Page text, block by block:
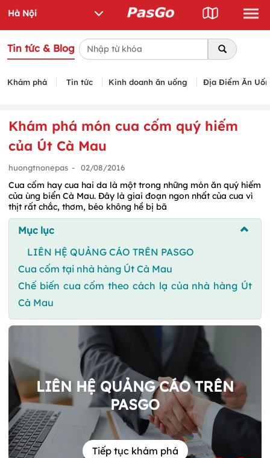
Tin tức & Blog
Khám phá Tin tức Kinh doanh ăn uống Địa Điểm Ăn
Khám phá món cua cốm quý hiếm
của Út Cà Mau
huongtnonepas - 02/08/2016
Cua cốm hay cua hai da là một trong những món ăn quý hiếm
của ùng biển Cà Mau. Đây là giai đoạn ngon nhất của cua vì
thịt rất chắc, thơm, béo không hề bị bã
Mục lục
LIÊN HỆ QUẢNG CÁO TRÊN PASGO
Cua cốm tại nhà hàng Út Cà Mau
Chế biến cua cốm theo cách lạ của nhà hàng Út
Cà Mau
LIÊN HỆ QUẢNG CÁO TRÊN
PASGO
Tiếp tục khám phá